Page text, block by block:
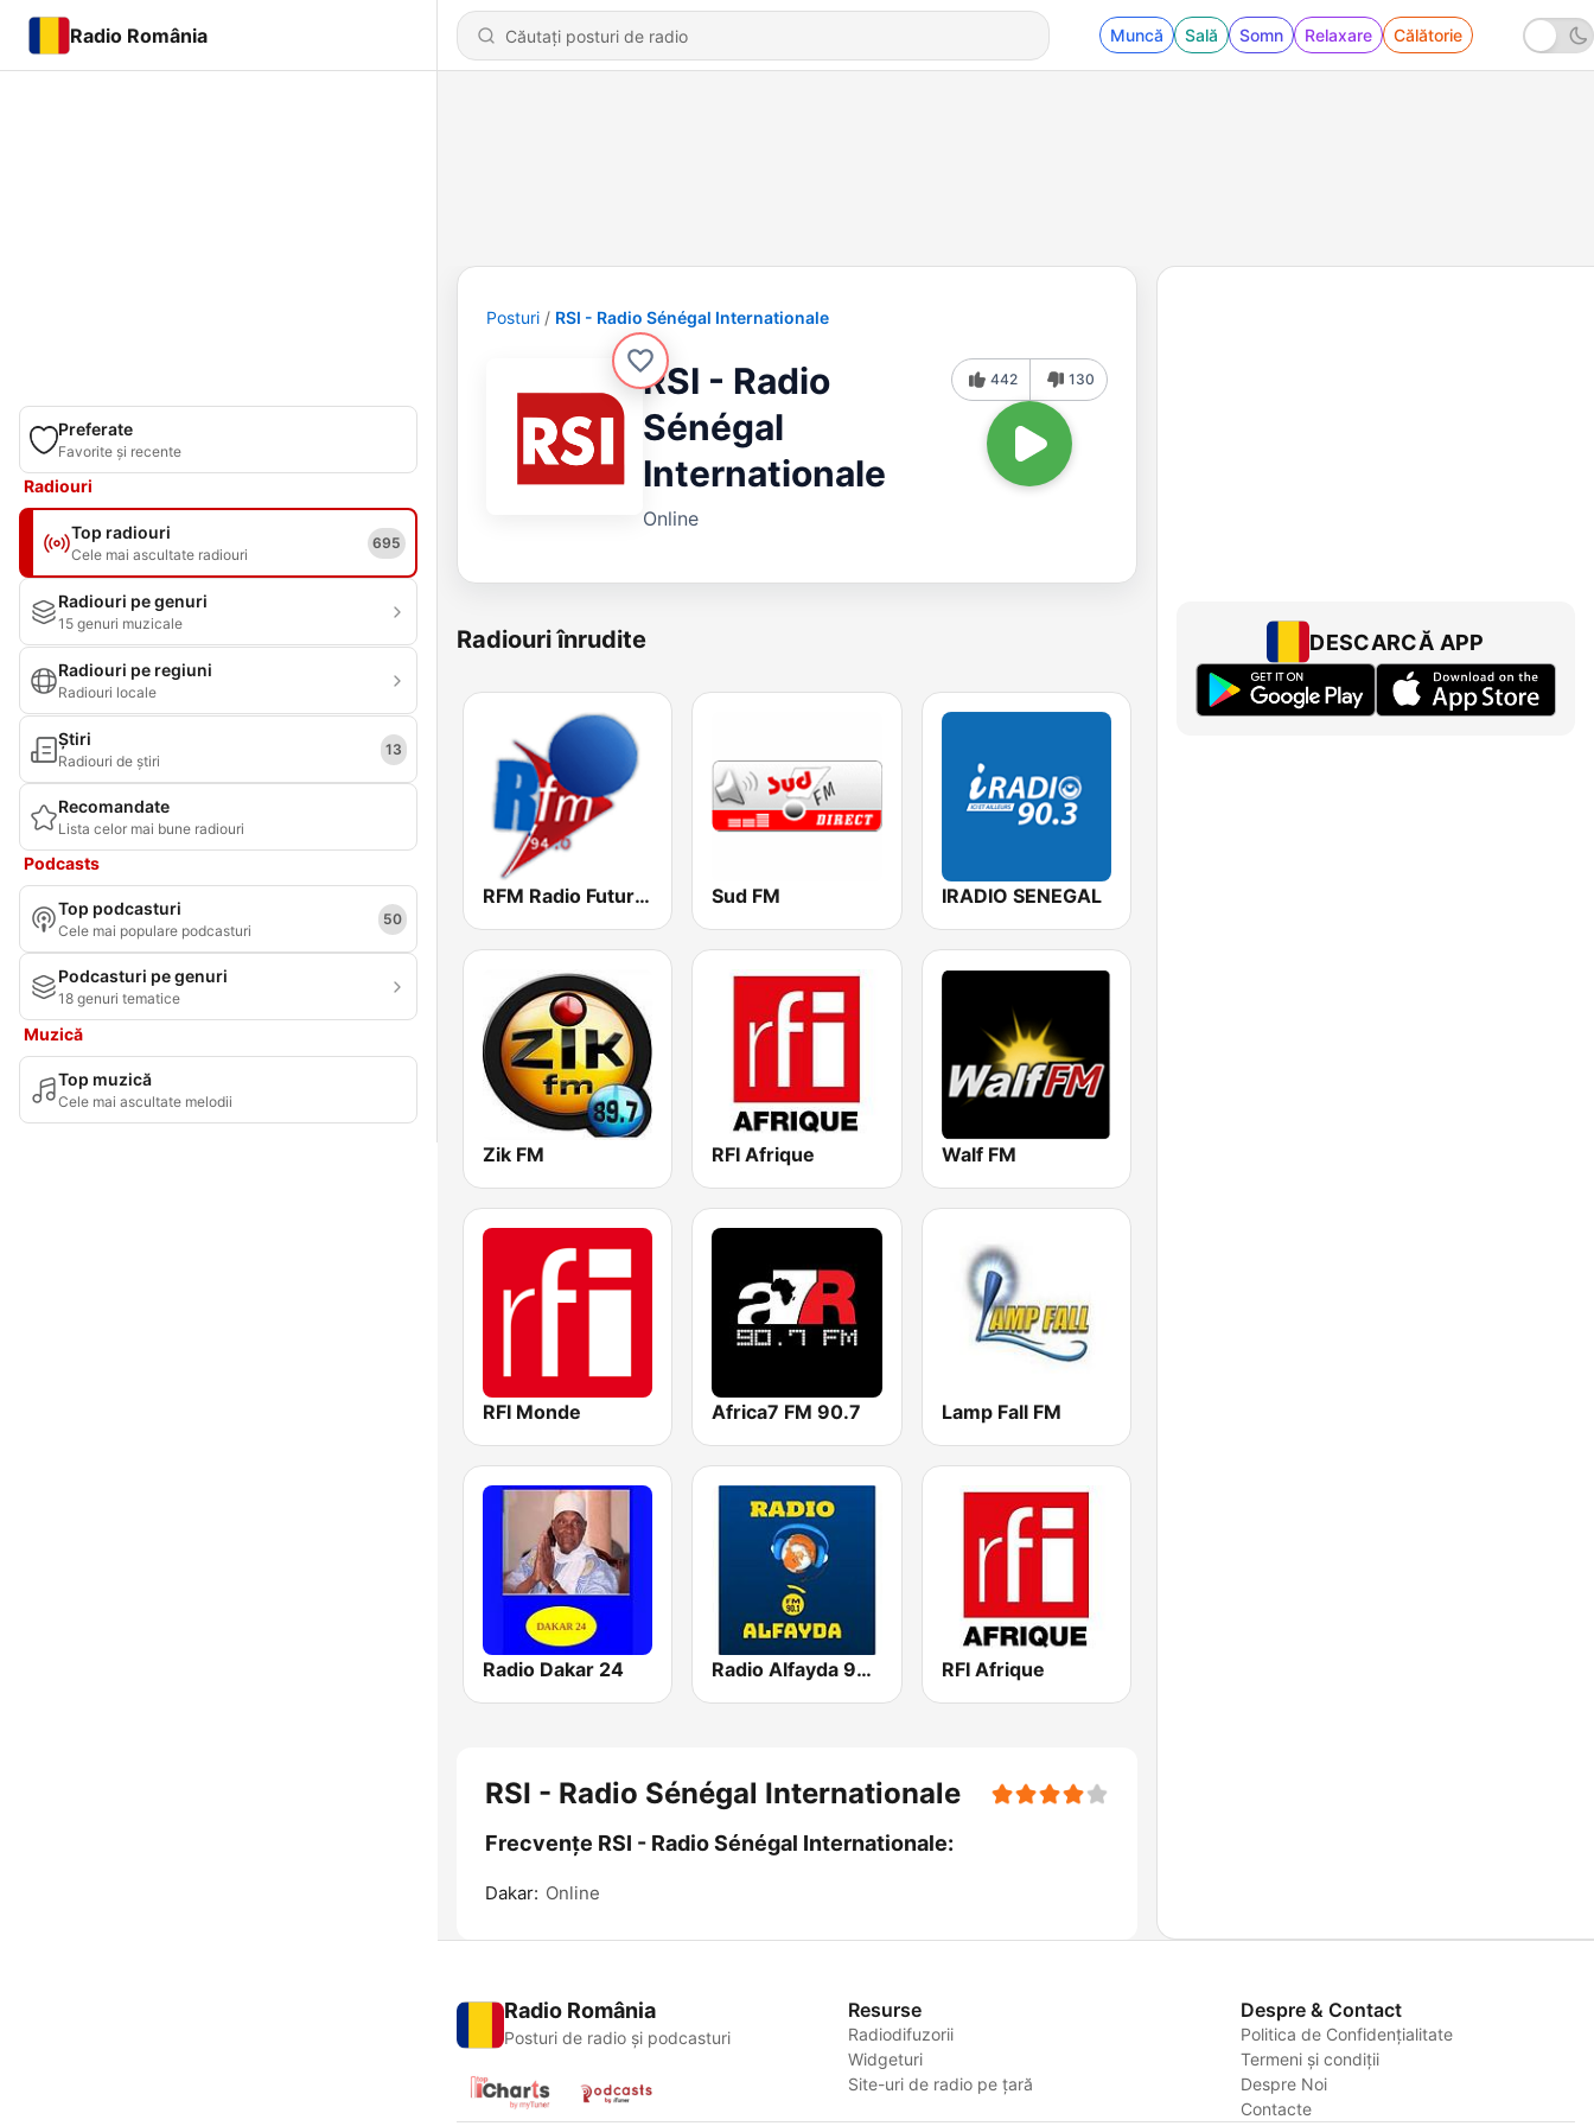
Radio România Muncă Sală Somn Relaxare Călătorie
Preferate
Favorite și recente
Radiouri
Top radiouri
Cele mai ascultate radiouri
695
Radiouri pe genuri
15 genuri muzicale
Radiouri pe regiuni
Radiouri locale
Știri
Radiouri de știri
13
Recomandate
Lista celor mai bune radiouri
Podcasts
Top podcasturi
Cele mai populare podcasturi
50
Podcasturi pe genuri
18 genuri tematice
Muzică
Top muzică
Cele mai ascultate melodii
Posturi RSI - Radio Sénégal Internationale
RSI - Radio
Sénégal
Internationale
Online
442 130
Radiouri înrudite
RFM Radio Futurs Medias 94.0 FM Sud FM IRADIO SENEGAL
Zik FM RFI Afrique Walf FM
RFI Monde Africa7 FM 90.7 Lamp Fall FM
Radio Dakar 24 Radio Alfayda 90.1 FM RFI Afrique
RSI - Radio Sénégal Internationale
Frecvențe RSI - Radio Sénégal Internationale:
Dakar: Online
DESCARCĂ APP
Radio România
Posturi de radio și podcasturi
Resurse
Radiodifuzorii
Widgeturi
Site-uri de radio pe țară
Despre & Contact
Politica de Confidențialitate
Termeni și condiții
Despre Noi
Contacte